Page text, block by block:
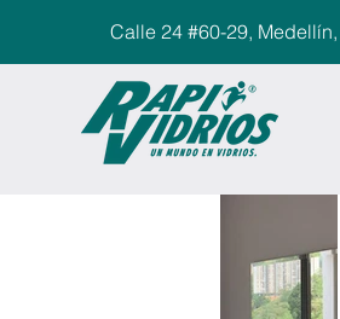
Calle 24 #60-29,